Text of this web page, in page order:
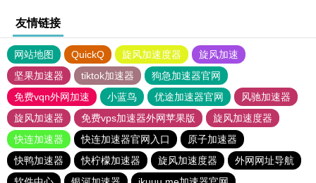
友情链接
网站地图 QuickQ 旋风加速度器
旋风加速
坚果加速器
tiktok加速器
狗急加速器官网
免费vqn外网加速
小蓝鸟 优途加速器官网
风驰加速器
旋风加速器
免费vps加速器外网苹果版
旋风加速度器
快连加速器
快连加速器官网入口
原子加速器
快鸭加速器
快柠檬加速器 旋风加速度器
外网网址导航